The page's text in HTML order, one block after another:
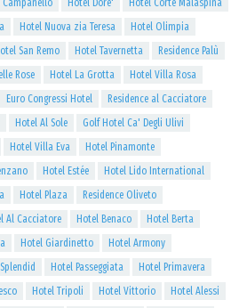
Campanello Hotel Dore'
Hotel Corte Malaspina
Hotel Nuova zia Teresa
Hotel Olimpia
San Remo Hotel Tavernetta
Residence Palù
Rose Hotel La Grotta
Hotel Villa Rosa
Euro Congressi Hotel
Residence al Cacciatore
Hotel Al Sole
Golf Hotel Ca' Degli Ulivi
Hotel Villa Eva
Hotel Pinamonte
Hotel Estée
Hotel Lido International
Hotel Plaza
Residence Oliveto
Al Cacciatore Hotel Benaco
Hotel Berta
Hotel Giardinetto
Hotel Armony
Hotel Passeggiata
Hotel Primavera
Hotel Tripoli Hotel Vittorio
Hotel Alessi